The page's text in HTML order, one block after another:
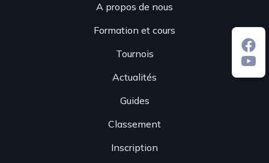
A propos de nous
Formation et cours
Tournois
Actualités
Guides
Classement
Inscription